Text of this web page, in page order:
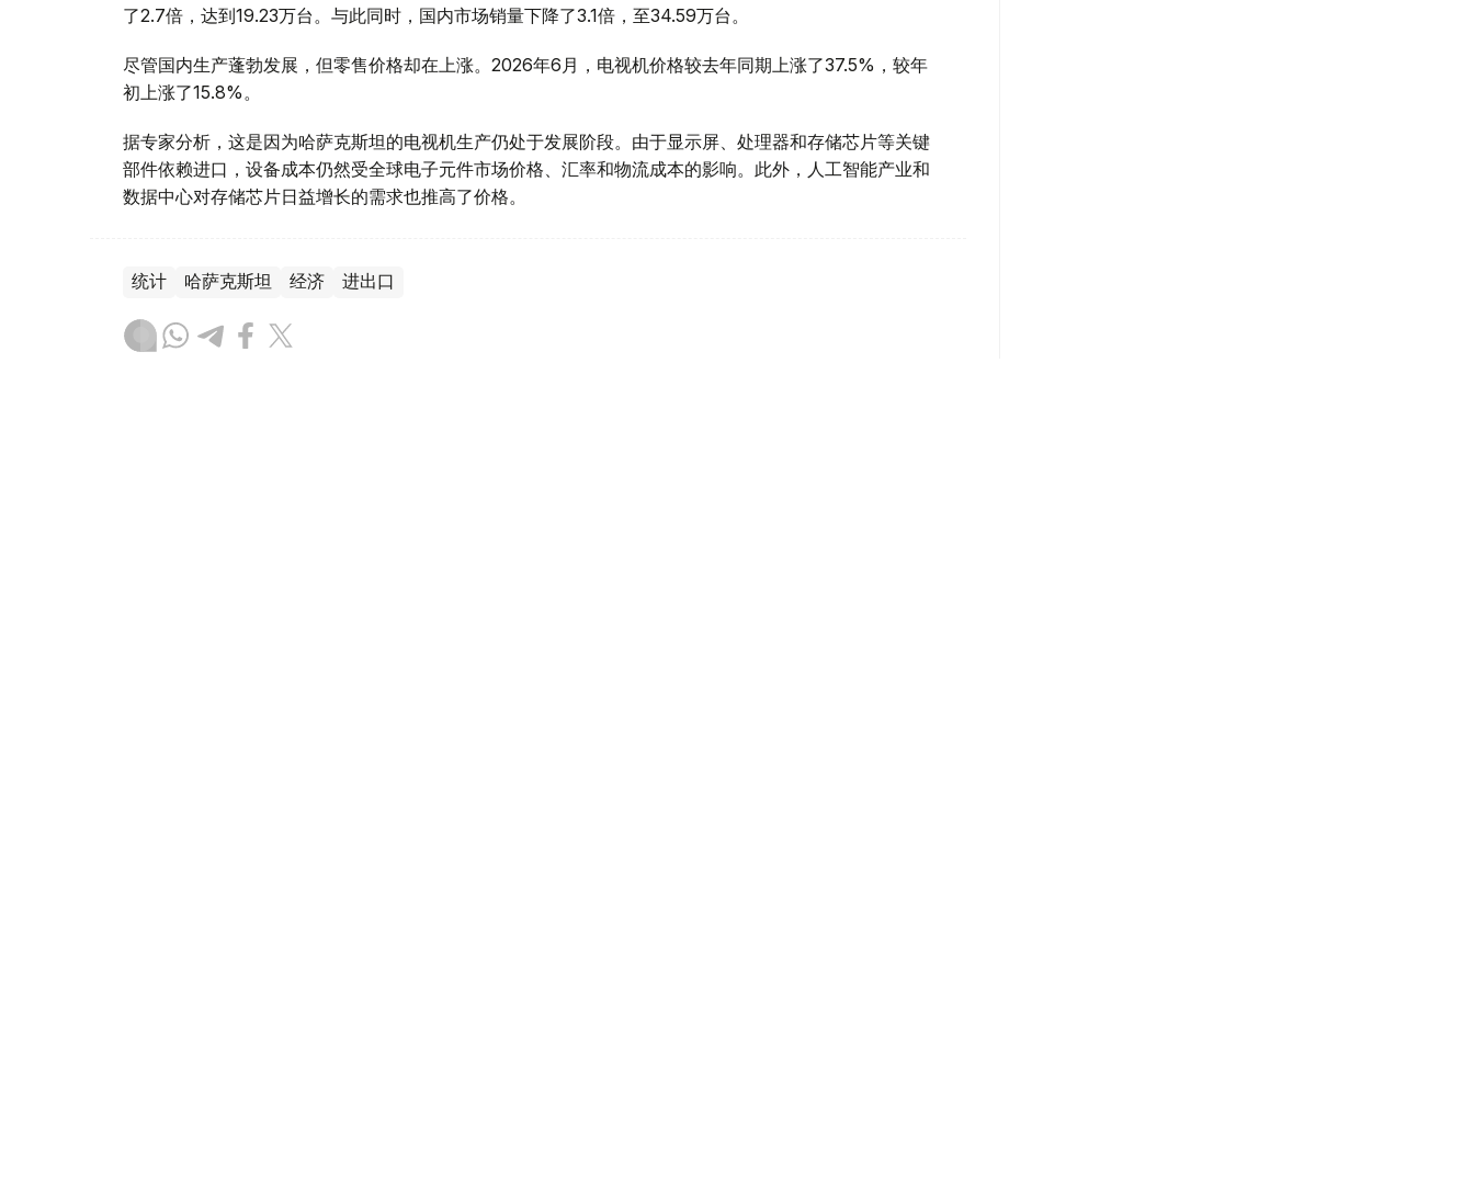
了2.7倍，达到19.23万台。与此同时，国内市场销量下降了3.1倍，至34.59万台。
尽管国内生产蓬勃发展，但零售价格却在上涨。2026年6月，电视机价格较去年同期上涨了37.5%，较年
初上涨了15.8%。
据专家分析，这是因为哈萨克斯坦的电视机生产仍处于发展阶段。由于显示屏、处理器和存储芯片等关键
部件依赖进口，设备成本仍然受全球电子元件市场价格、汇率和物流成本的影响。此外，人工智能产业和
数据中心对存储芯片日益增长的需求也推高了价格。
统计 哈萨克斯坦 经济 进出口